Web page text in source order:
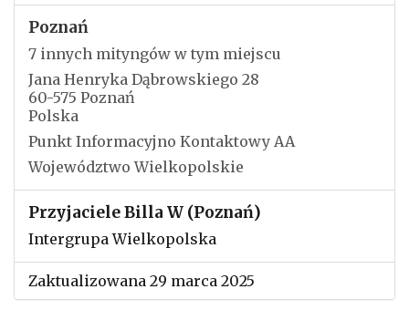
Poznań
7 innych mityngów w tym miejscu
Jana Henryka Dąbrowskiego 28
60-575 Poznań
Polska
Punkt Informacyjno Kontaktowy AA
Województwo Wielkopolskie
Przyjaciele Billa W (Poznań)
Intergrupa Wielkopolska
Zaktualizowana 29 marca 2025